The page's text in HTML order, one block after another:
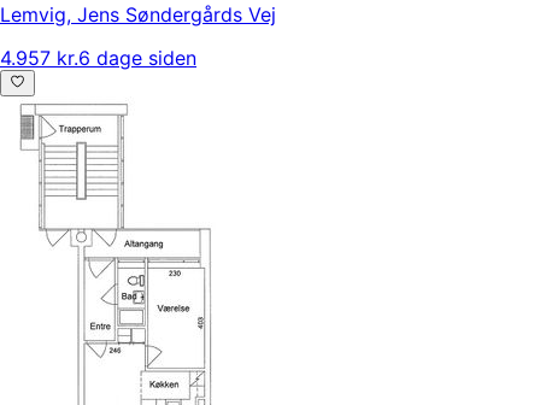
Lemvig, Jens Søndergårds Vej
4.957 kr.6 dage siden